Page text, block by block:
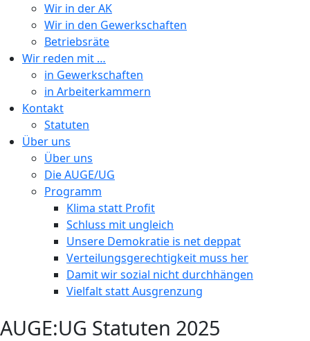
Wir in der AK
Wir in den Gewerkschaften
Betriebsräte
Wir reden mit …
in Gewerkschaften
in Arbeiterkammern
Kontakt
Statuten
Über uns
Über uns
Die AUGE/UG
Programm
Klima statt Profit
Schluss mit ungleich
Unsere Demokratie is net deppat
Verteilungsgerechtigkeit muss her
Damit wir sozial nicht durchhängen
Vielfalt statt Ausgrenzung
AUGE:UG Statuten 2025